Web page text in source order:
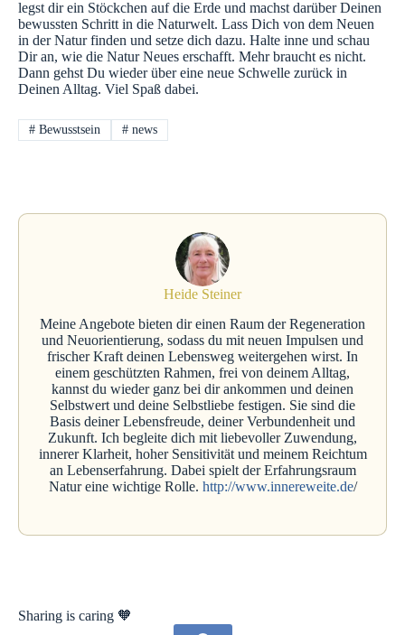
legst dir ein Stöckchen auf die Erde und machst darüber Deinen
bewussten Schritt in die Naturwelt. Lass Dich von dem Neuen
in der Natur finden und setze dich dazu. Halte inne und schau
Dir an, wie die Natur Neues erschafft. Mehr braucht es nicht.
Dann gehst Du wieder über eine neue Schwelle zurück in
Deinen Alltag. Viel Spaß dabei.
#Bewusstsein #news
Sharing is caring 🧡
Heide Steiner
Meine Angebote bieten dir einen Raum der Regeneration
und Neuorientierung, sodass du mit neuen Impulsen und
frischer Kraft deinen Lebensweg weitergehen wirst. In
einem geschützten Rahmen, frei von deinem Alltag,
kannst du wieder ganz bei dir ankommen und deinen
Selbstwert und deine Selbstliebe festigen. Sie sind die
Basis deiner Lebensfreude, deiner Verbundenheit und
Zukunft. Ich begleite dich mit liebevoller Zuwendung,
innerer Klarheit, hoher Sensitivität und meinem Reichtum
an Lebenserfahrung. Dabei spielt der Erfahrungsraum
Natur eine wichtige Rolle. http://www.innereweite.de/